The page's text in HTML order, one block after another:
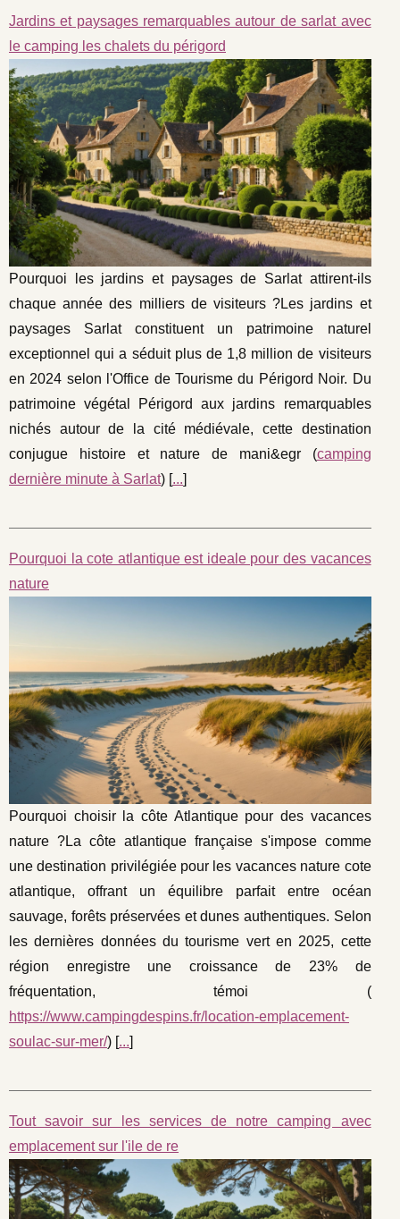
Jardins et paysages remarquables autour de sarlat avec
le camping les chalets du périgord
Pourquoi les jardins et paysages de Sarlat attirent-ils
chaque année des milliers de visiteurs ?Les jardins et
paysages Sarlat constituent un patrimoine naturel
exceptionnel qui a séduit plus de 1,8 million de visiteurs
en 2024 selon l'Office de Tourisme du Périgord Noir. Du
patrimoine végétal Périgord aux jardins remarquables
nichés autour de la cité médiévale, cette destination
conjugue histoire et nature de mani&egr (camping
dernière minute à Sarlat) [...]
Pourquoi la cote atlantique est ideale pour des vacances
nature
Pourquoi choisir la côte Atlantique pour des vacances
nature ?La côte atlantique française s'impose comme
une destination privilégiée pour les vacances nature cote
atlantique, offrant un équilibre parfait entre océan
sauvage, forêts préservées et dunes authentiques. Selon
les dernières données du tourisme vert en 2025, cette
région enregistre une croissance de 23% de
fréquentation, témoi (
https://www.campingdespins.fr/location-emplacement-
soulac-sur-mer/) [...]
Tout savoir sur les services de notre camping avec
emplacement sur l'ile de re